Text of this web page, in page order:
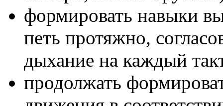
формировать навыки
петь протяжно,
дыхание на каждый
продолжать